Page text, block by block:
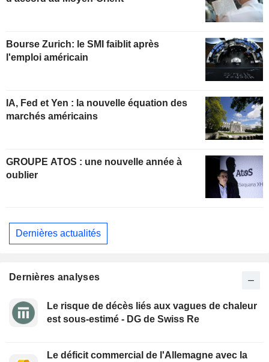
Bourse Zurich: le SMI faiblit après
l'emploi américain
IA, Fed et Yen : la nouvelle équation des
marchés américains
GROUPE ATOS : une nouvelle année à
oublier
Dernières actualités
Dernières analyses
Le risque de décès liés aux vagues de chaleur
est sous-estimé - DG de Swiss Re
Le déficit commercial de l'Allemagne avec la